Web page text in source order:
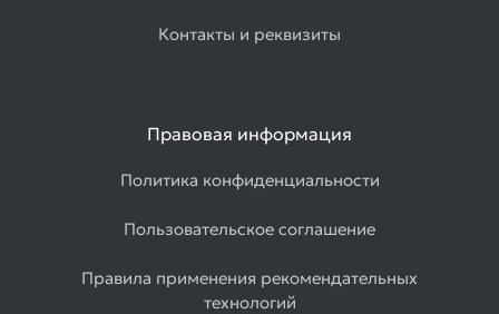
Контакты и реквизиты
Правовая информация
Политика конфиденциальности
Пользовательское соглашение
Правила применения рекомендательных
технологий